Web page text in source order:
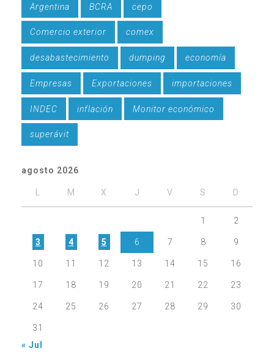
Argentina BCRA cepo
Comercio exterior comex
desabastecimiento dumping economía
Empresas Exportaciones importaciones
INDEC inflación Monitor económico
superávit
agosto 2026
L M X J V S D
1 2
3 4 5 6 7 8 9
10 11 12 13 14 15 16
17 18 19 20 21 22 23
24 25 26 27 28 29 30
31
« Jul